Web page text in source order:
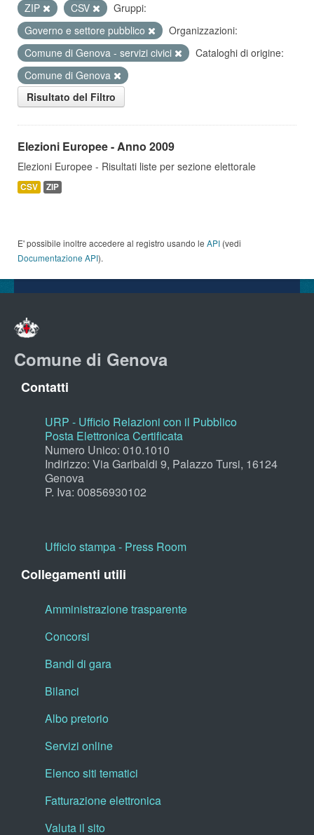
ZIP
CSV
Gruppi:
Governo e settore pubblico
Organizzazioni:
Comune di Genova - servizi civici
Cataloghi di origine:
Comune di Genova
Risultato del Filtro
Elezioni Europee - Anno 2009
Elezioni Europee - Risultati liste per sezione elettorale
CSV ZIP
E' possibile inoltre accedere al registro usando le API (vedi
Documentazione API).
Comune di Genova
Contatti
URP - Ufficio Relazioni con il Pubblico
Posta Elettronica Certificata
Numero Unico: 010.1010
Indirizzo: Via Garibaldi 9, Palazzo Tursi, 16124
Genova
P. Iva: 00856930102
Ufficio stampa - Press Room
Collegamenti utili
Amministrazione trasparente
Concorsi
Bandi di gara
Bilanci
Albo pretorio
Servizi online
Elenco siti tematici
Fatturazione elettronica
Valuta il sito